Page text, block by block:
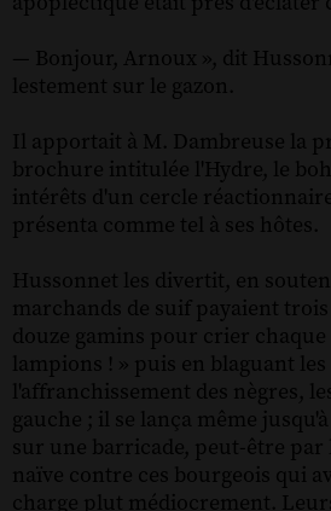
— Bonjour, Arnoux », dit
lestement sur le gazon.
Il apportait à M. Dambreuse la
brochure intitulée l'Hydre, le
intérêts d'un cercle
présenta comme tel à ses hôtes.
Hussonnet les divertit, en
marchands de suif payaient
douze gamins pour crier chaque
lampions ! » puis en blaguant
l'affranchissement des nègres,
gauche ; il se lança même
sur une barricade, peut-être par
naïve contre ces bourgeois qui
charge plut médiocrement.